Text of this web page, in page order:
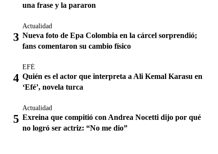
una frase y la pararon
Actualidad
Nueva foto de Epa Colombia en la cárcel sorprendió;
fans comentaron su cambio físico
EFÉ
Quién es el actor que interpreta a Ali Kemal Karasu en
‘Efé’, novela turca
Actualidad
Exreina que compitió con Andrea Nocetti dijo por qué
no logró ser actriz: “No me dio”